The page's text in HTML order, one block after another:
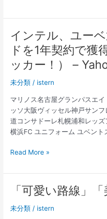
エ
の
人
気
ク
ラ
で
は、
ス
ト
イ
ニ
インテル、ユー
ドを1年契約で獲
ッカー！） –
未分類 / istern
マリノス名古屋グランパスエ
ッソ大阪ヴィッセル神戸サン
道コンサドーレ札幌浦和レッ
横浜FC ユニフォーム ユベン
イ
テ
ル、
ー
Read More »
「可愛い路線」「
未分類 / istern